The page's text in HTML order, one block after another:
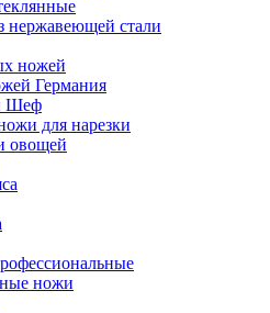
стали
ножей
Германия
Шеф
для нарезки
овощей
ножи